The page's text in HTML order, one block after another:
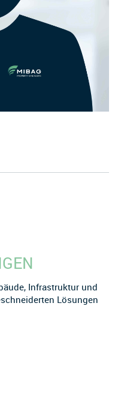
Infrastruktur und
Lösungen